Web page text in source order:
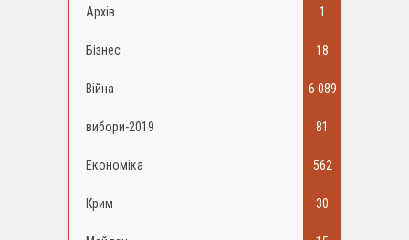
Архів 1
Бізнес 18
Війна 6 089
вибори-2019 81
Економіка 562
Крим 30